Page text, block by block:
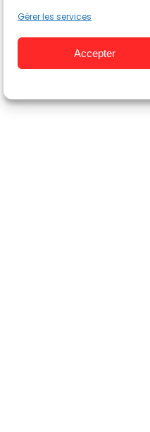
Gérer les services
Accepter